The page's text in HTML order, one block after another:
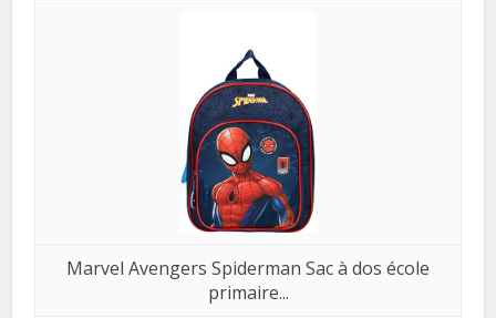
Marvel Avengers Spiderman Sac à dos école
primaire...